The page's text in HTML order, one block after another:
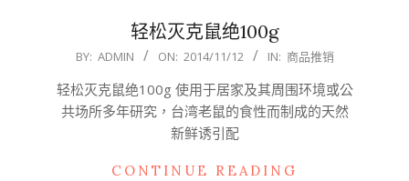
轻松灭克鼠绝100g
2014-
12
BY: ADMIN ON: 2014/11/12 IN: 商品推销
轻松灭克鼠绝100g 使用于居家及其周围环境或公
共场所多年研究，台湾老鼠的食性而制成的天然
新鲜诱引配
CONTINUE READING